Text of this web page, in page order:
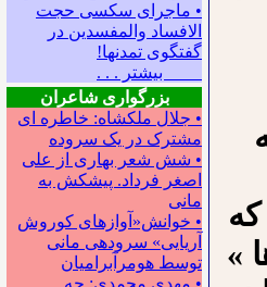
• ماجرای سکسی حجت
الافساد والمفسدین در
گفتگوی تمدنها!
بیشتر . . .
بزرگواری شاعران
• جلال ملکشاه: خاطره ای
مشترک در یک سروده
• شش شعر بهاری از علی
اصغر فرداد. پیشکش به
مانی
• خوانش«آوازهای کوروش
آریایی» سروده‍ی مانی
توسط هومرآبرامیان
• مهدی محمدی: چه
»